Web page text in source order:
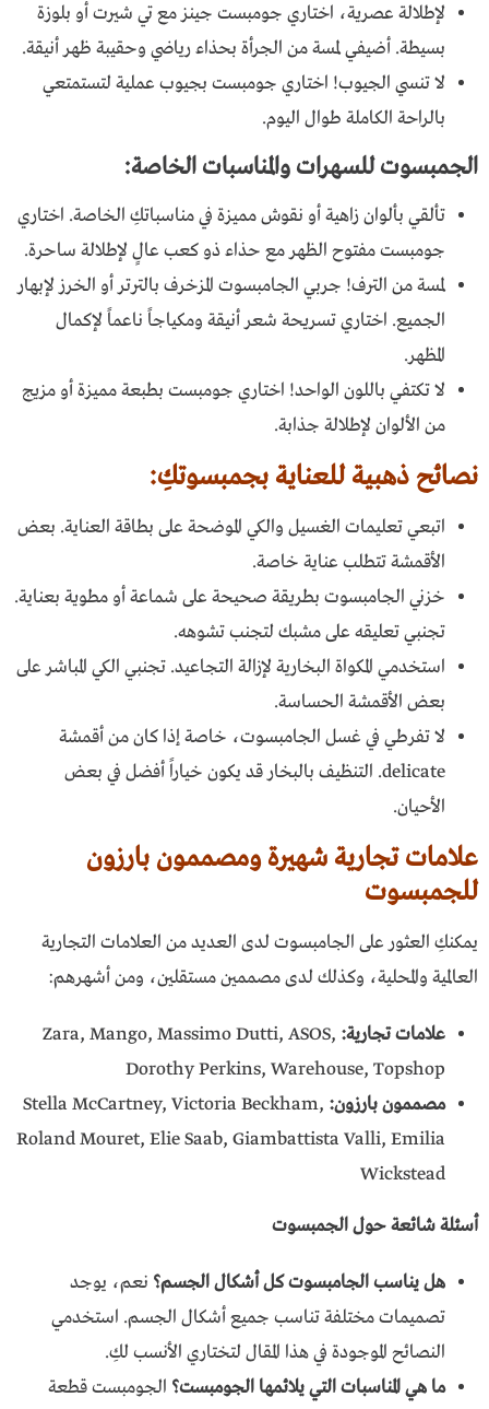
لإطلالة عصرية، اختاري جومبست جينز مع تي شيرت أو بلوزة
بسيطة. أضيفي لمسة من الجرأة بحذاء رياضي وحقيبة ظهر أنيقة.
لا تنسي الجيوب! اختاري جومبست بجيوب عملية لتستمتعي
بالراحة الكاملة طوال اليوم.
الجمبسوت للسهرات والمناسبات الخاصة:
تألقي بألوان زاهية أو نقوش مميزة في مناسباتكِ الخاصة. اختاري
جومبست مفتوح الظهر مع حذاء ذو كعب عالٍ لإطلالة ساحرة.
لمسة من الترف! جربي الجامبسوت المزخرف بالترتر أو الخرز لإبهار
الجميع. اختاري تسريحة شعر أنيقة ومكياجاً ناعماً لإكمال
المظهر.
لا تكتفي باللون الواحد! اختاري جومبست بطبعة مميزة أو مزيج
من الألوان لإطلالة جذابة.
نصائح ذهبية للعناية بجمبسوتكِ:
اتبعي تعليمات الغسيل والكي الموضحة على بطاقة العناية. بعض
الأقمشة تتطلب عناية خاصة.
خزني الجامبسوت بطريقة صحيحة على شماعة أو مطوية بعناية.
تجنبي تعليقه على مشبك لتجنب تشوهه.
استخدمي المكواة البخارية لإزالة التجاعيد. تجنبي الكي المباشر على
بعض الأقمشة الحساسة.
لا تفرطي في غسل الجامبسوت، خاصة إذا كان من أقمشة
delicate. التنظيف بالبخار قد يكون خياراً أفضل في بعض
الأحيان.
علامات تجارية شهيرة ومصممون بارزون
للجمبسوت
يمكنكِ العثور على الجامبسوت لدى العديد من العلامات التجارية
العالمية والمحلية، وكذلك لدى مصممين مستقلين، ومن أشهرهم:
علامات تجارية: Zara, Mango, Massimo Dutti, ASOS,
Dorothy Perkins, Warehouse, Topshop
مصممون بارزون: Stella McCartney, Victoria Beckham,
Roland Mouret, Elie Saab, Giambattista Valli, Emilia
Wickstead
أسئلة شائعة حول الجمبسوت
هل يناسب الجامبسوت كل أشكال الجسم؟ نعم، يوجد
تصميمات مختلفة تناسب جميع أشكال الجسم. استخدمي
النصائح الموجودة في هذا المقال لتختاري الأنسب لكِ.
ما هي المناسبات التي يلائمها الجومبست؟ الجومبست قطعة